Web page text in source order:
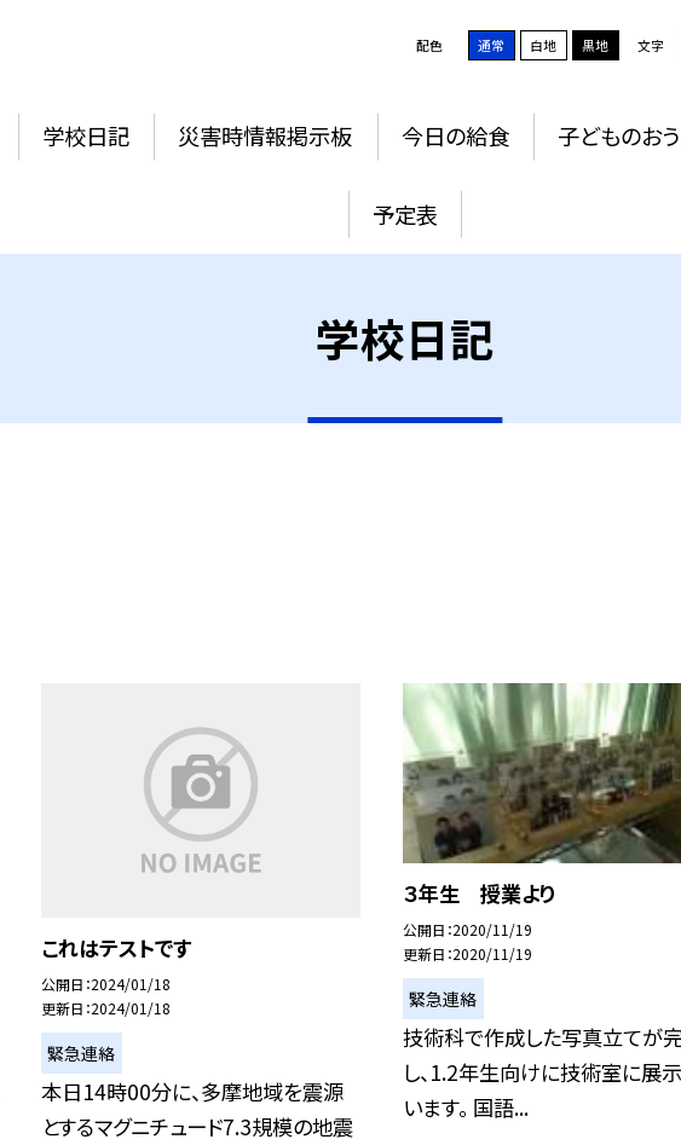
配色 通常 白地 黒地 文字
学校日記 災害時情報掲示板 今日の給食 子どものお
予定表
学校日記
これはテストです
公開日 2024/01/18
更新日 2024/01/18
緊急連絡
本日14時00分に、多摩地域を震源
とするマグニチュード7.3規模の地震
３年生 授業より
公開日 2020/11/19
更新日 2020/11/19
緊急連絡
技術科で作成した写真立てが
し、1.2年生向けに技術室に展
います。 国語...